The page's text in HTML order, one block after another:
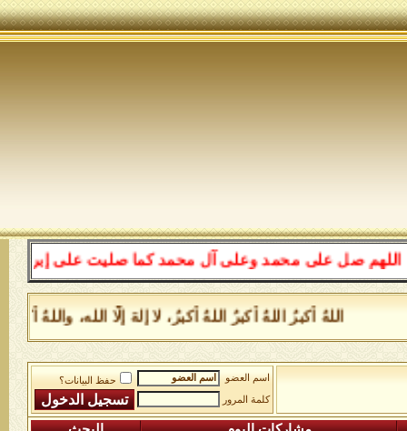
صل على محمد وعلى آل محمد كما صليت على إبراهيم
اللهُ أكبرُ اللهُ أكبرُ اللهُ أكبرُ، لا إلهَ إلَّا الله، واللهُ
اسم العضو
حفظ البيانات؟
كلمة المرور